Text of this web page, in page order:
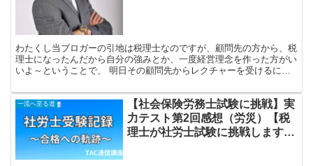
わたくし当ブロガーの引地は税理士なのですが、顧問先の方から、税
理士になったんだから自分の強みとか、一度経営理念を作った方がい
いよ～ということで、 明日その顧問先からレクチャーを受けるにあ
一流へ至る道
【社会保険労務士試験に挑戦】実
力テスト第2回感想（労災）【税
理士が社労士試験に挑戦します。